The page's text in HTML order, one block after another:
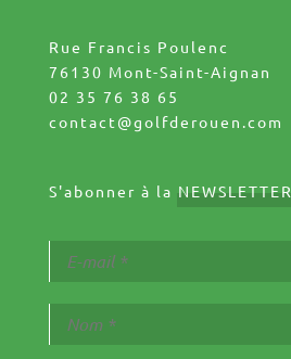
Rue Francis Poulenc
76130 Mont-Saint-Aignan
02 35 76 38 65
contact@golfderouen.com
S'abonner à la NEWSLETTER